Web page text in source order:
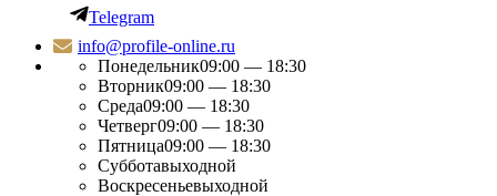
Telegram
info@profile-online.ru
Понедельник09:00 — 18:30
Вторник09:00 — 18:30
Среда09:00 — 18:30
Четверг09:00 — 18:30
Пятница09:00 — 18:30
Субботавыходной
Воскресеньевыходной